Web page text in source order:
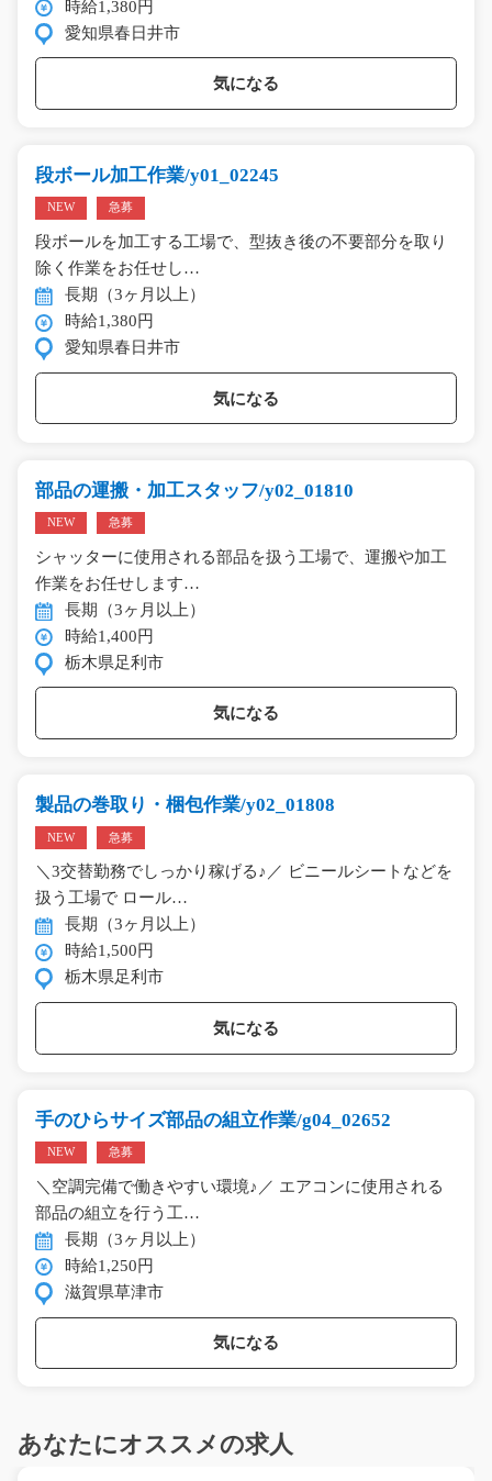
時給1,380円
愛知県春日井市
気になる
段ボール加工作業/y01_02245
NEW 急募
段ボールを加工する工場で、型抜き後の不要部分を取り
除く作業をお任せし…
長期（3ヶ月以上）
時給1,380円
愛知県春日井市
気になる
部品の運搬・加工スタッフ/y02_01810
NEW 急募
シャッターに使用される部品を扱う工場で、運搬や加工
作業をお任せします…
長期（3ヶ月以上）
時給1,400円
栃木県足利市
気になる
製品の巻取り・梱包作業/y02_01808
NEW 急募
＼3交替勤務でしっかり稼げる♪／ ビニールシートなどを
扱う工場で ロール…
長期（3ヶ月以上）
時給1,500円
栃木県足利市
気になる
手のひらサイズ部品の組立作業/g04_02652
NEW 急募
＼空調完備で働きやすい環境♪／ エアコンに使用される
部品の組立を行う工…
長期（3ヶ月以上）
時給1,250円
滋賀県草津市
気になる
あなたにオススメの求人